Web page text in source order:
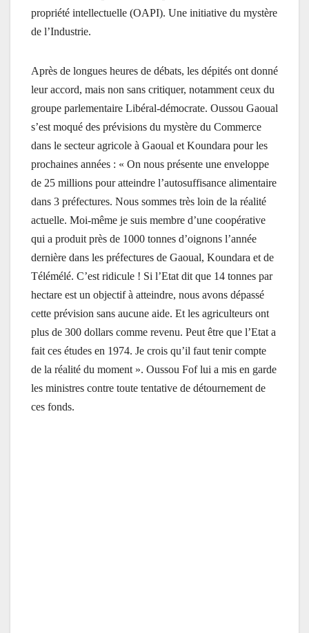
propriété intellectuelle (OAPI). Une initiative du mystère
de l’Industrie.
Après de longues heures de débats, les dépités ont donné
leur accord, mais non sans critiquer, notamment ceux du
groupe parlementaire Libéral-démocrate. Oussou Gaoual
s’est moqué des prévisions du mystère du Commerce
dans le secteur agricole à Gaoual et Koundara pour les
prochaines années : « On nous présente une enveloppe
de 25 millions pour atteindre l’autosuffisance alimentaire
dans 3 préfectures. Nous sommes très loin de la réalité
actuelle. Moi-même je suis membre d’une coopérative
qui a produit près de 1000 tonnes d’oignons l’année
dernière dans les préfectures de Gaoual, Koundara et de
Télémélé. C’est ridicule ! Si l’Etat dit que 14 tonnes par
hectare est un objectif à atteindre, nous avons dépassé
cette prévision sans aucune aide. Et les agriculteurs ont
plus de 300 dollars comme revenu. Peut être que l’Etat a
fait ces études en 1974. Je crois qu’il faut tenir compte
de la réalité du moment ». Oussou Fof lui a mis en garde
les ministres contre toute tentative de détournement de
ces fonds.